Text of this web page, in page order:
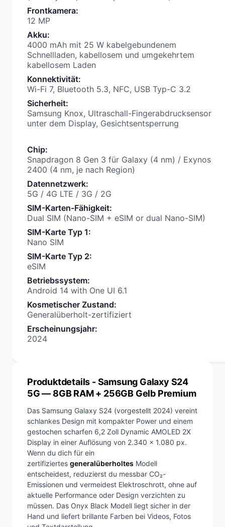
Frontkamera:
12 MP
Akku:
4000 mAh mit 25 W kabelgebundenem
Schnellladen, kabellosem und umgekehrtem
kabellosem Laden
Konnektivität:
Wi-Fi 7, Bluetooth 5.3, NFC, USB Typ-C 3.2
Sicherheit:
Samsung Knox, Ultraschall-Fingerabdrucksensor
unter dem Display, Gesichtsentsperrung
Chip:
Snapdragon 8 Gen 3 für Galaxy (4 nm) / Exynos
2400 (4 nm, je nach Region)
Datennetzwerk:
5G / 4G LTE / 3G / 2G
SIM-Karten-Fähigkeit:
Dual SIM (Nano-SIM + eSIM or dual Nano-SIM)
SIM-Karte Typ 1:
Nano SIM
SIM-Karte Typ 2:
eSIM
Betriebssystem:
Android 14 with One UI 6.1
Kosmetischer Zustand:
Generalüberholt-zertifiziert
Erscheinungsjahr:
2024
Produktdetails - Samsung Galaxy S24
5G — 8GB RAM + 256GB Gelb Premium
Das Samsung Galaxy S24 (vorgestellt 2024) vereint
schlankes Design mit kompakter Power und einem
gestochen scharfen 6,2 Zoll Dynamic AMOLED 2X
Display in einer Auflösung von 2.340 x 1.080 px.
Wenn du dich für ein
zertifiziertes generalüberholtes Modell
entscheidest, reduzierst du messbar CO₂-
Emissionen und vermeidest Elektroschrott, ohne auf
aktuelle Performance oder Design verzichten zu
müssen. Das Onyx Black Modell liegt sicher in der
Hand und liefert brillante Farben bei Videos, Fotos